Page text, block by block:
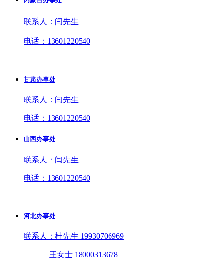
联系人：闫先生
电话：13601220540
甘肃办事处
联系人：闫先生
电话：13601220540
山西办事处
联系人：闫先生
电话：13601220540
河北办事处
联系人：杜先生 19930706969
王女士 18000313678